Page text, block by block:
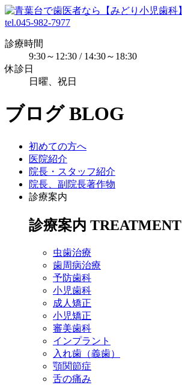
tel.045-982-7977
診療時間
9:30～12:30 / 14:30～18:30
休診日
日曜、祝日
ブログ BLOG
初めての方へ
医院紹介
院長・スタッフ紹介
院長、副院長著作物
診療案内
診療案内 TREATMENT
虫歯治療
歯周病治療
予防歯科
小児歯科
成人矯正
小児矯正
審美歯科
インプラント
入れ歯（義歯）
顎関節症
舌の痛み